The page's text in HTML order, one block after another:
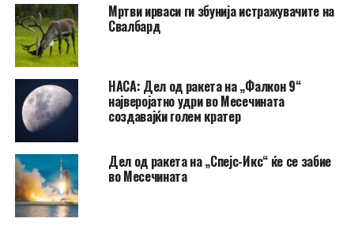
Мртви ирваси ги збунија истражувачите на
Свалбард
НАСА: Дел од ракета на „Фалкон 9“
најверојатно удри во Месечината
создавајќи голем кратер
Дел од ракета на „Спејс-Икс“ ќе се забие
во Месечината